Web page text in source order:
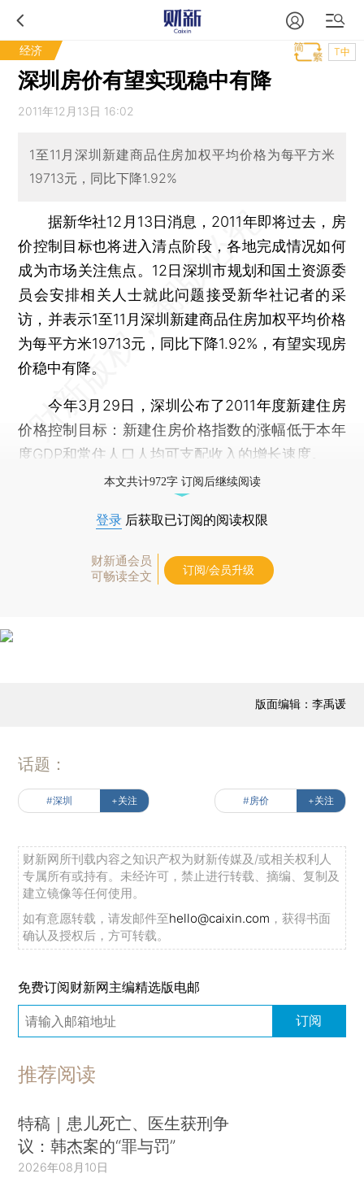
经济 T中
深圳房价有望实现稳中有降
2011年12月13日 16:02
1至11月深圳新建商品住房加权平均价格为每平方米
19713元，同比下降1.92%
据新华社12月13日消息，2011年即将过去，房
价控制目标也将进入清点阶段，各地完成情况如何
成为市场关注焦点。12日深圳市规划和国土资源委
员会安排相关人士就此问题接受新华社记者的采
访，并表示1至11月深圳新建商品住房加权平均价格
为每平方米19713元，同比下降1.92%，有望实现房
价稳中有降。
今年3月29日，深圳公布了2011年度新建住房
价格控制目标：新建住房价格指数的涨幅低于本年
度GDP和常住人口人均可支配收入的增长速度。
本文共计972字 订阅后继续阅读
登录 后获取已订阅的阅读权限
财新通会员
可畅读全文
订阅/会员升级
版面编辑：李禹谖
话题：
#深圳 +关注 #房价 +关注
财新网所刊载内容之知识产权为财新传媒及/或相关权利人
专属所有或持有。未经许可，禁止进行转载、摘编、复制及
建立镜像等任何使用。
如有意愿转载，请发邮件至hello@caixin.com ，获得书面
确认及授权后，方可转载。
免费订阅财新网主编精选版电邮
订阅
推荐阅读
特稿｜患儿死亡、医生获刑争
议：韩杰案的“罪与罚”
2026年08月10日